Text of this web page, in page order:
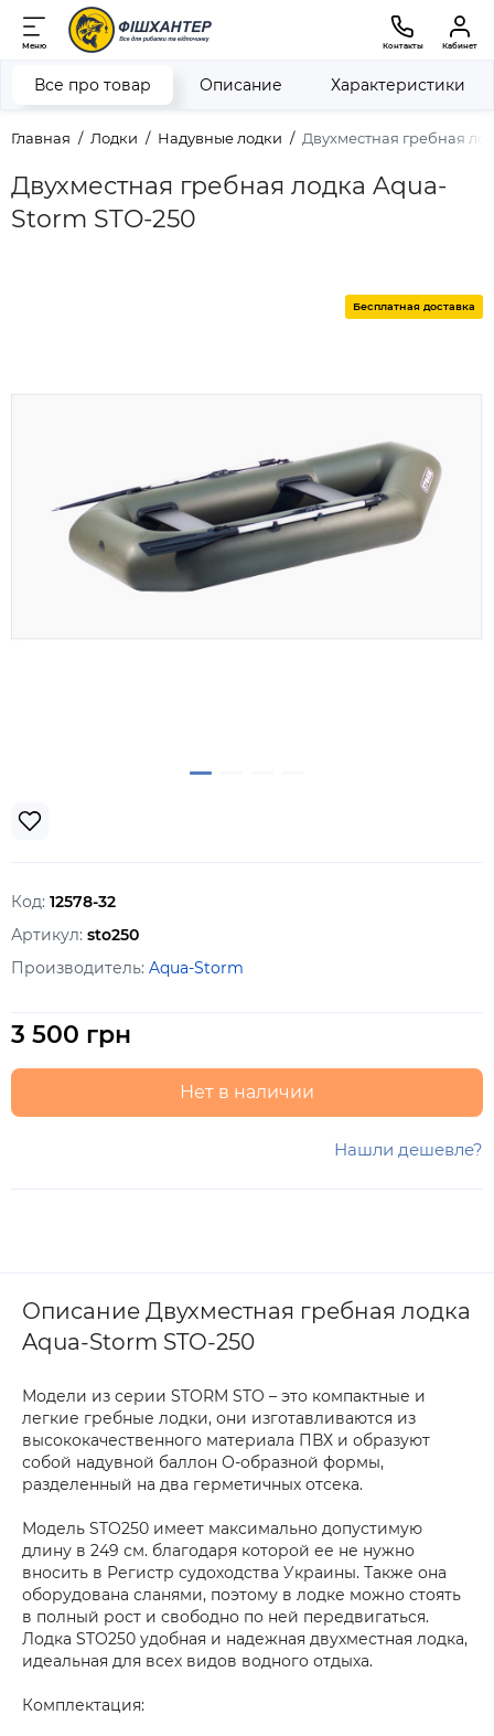
Меню Контакты Кабинет
Главная Лодки Надувные лодки Двухместная гребная
Двухместная гребная лодка Aqua-
Storm STO-250
Все про товар Описание Характеристики
Бесплатная доставка
Код: 12578-32
Артикул: sto250
Производитель: Aqua-Storm
3 500 грн
Нет в наличии
Нашли дешевле?
Описание Двухместная гребная лодка
Aqua-Storm STO-250
Модели из серии STORM STO – это компактные и
легкие гребные лодки, они изготавливаются из
высококачественного материала ПВХ и образуют
собой надувной баллон О-образной формы,
разделенный на два герметичных отсека.
Модель STO250 имеет максимально допустимую
длину в 249 см. благодаря которой ее не нужно
вносить в Регистр судоходства Украины. Также она
оборудована сланями, поэтому в лодке можно стоять
в полный рост и свободно по ней передвигаться.
Лодка STO250 удобная и надежная двухместная лодка,
идеальная для всех видов водного отдыха.
Комплектация: